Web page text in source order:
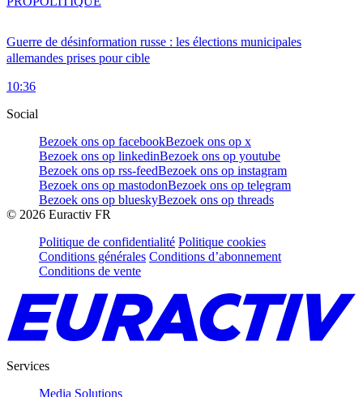
Guerre de désinformation russe : les élections municipales
allemandes prises pour cible
10:36
Social
Bezoek ons op facebookBezoek ons op x
Bezoek ons op linkedinBezoek ons op youtube
Bezoek ons op rss-feedBezoek ons op instagram
Bezoek ons op mastodonBezoek ons op telegram
Bezoek ons op blueskyBezoek ons op threads
© 2026 Euractiv FR
Politique de confidentialité Politique cookies
Conditions générales Conditions d’abonnement
Conditions de vente
Services
Media Solutions